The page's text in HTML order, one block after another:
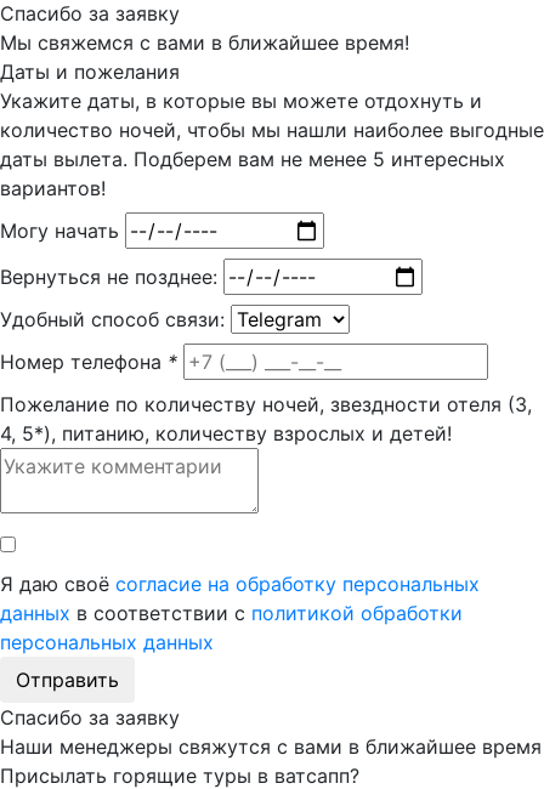
Спасибо за заявку
Мы свяжемся с вами в ближайшее время!
Даты и пожелания
Укажите даты, в которые вы можете отдохнуть и
количество ночей, чтобы мы нашли наиболее выгодные
даты вылета. Подберем вам не менее 5 интересных
вариантов!
Могу начать
Вернуться не позднее:
Удобный способ связи:
Номер телефона *
Пожелание по количеству ночей, звездности отеля (3,
4, 5*), питанию, количеству взрослых и детей!
Я даю своё согласие на обработку персональных
данных в соответствии с политикой обработки
персональных данных
Отправить
Спасибо за заявку
Наши менеджеры свяжутся с вами в ближайшее время
Присылать горящие туры в ватсапп?